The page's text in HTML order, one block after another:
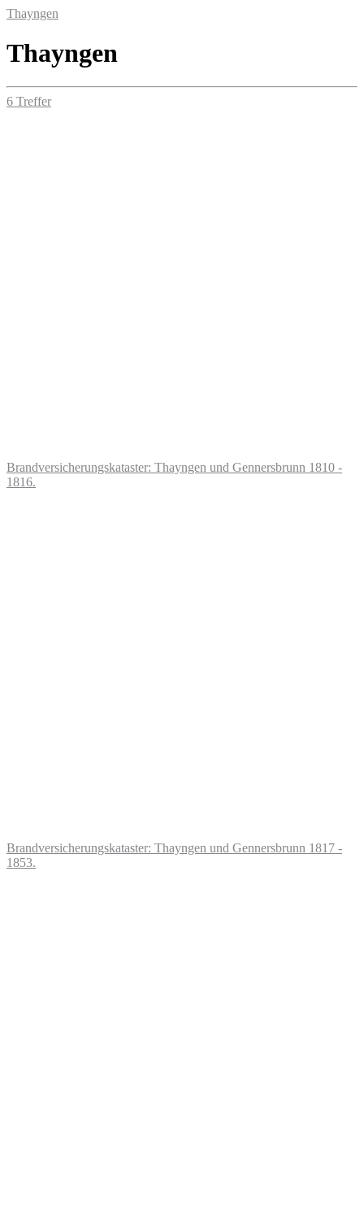
Thayngen
Thayngen
6 Treffer
Brandversicherungskataster: Thayngen und Gennersbrunn 1810 -
1816.
Brandversicherungskataster: Thayngen und Gennersbrunn 1817 -
1853.